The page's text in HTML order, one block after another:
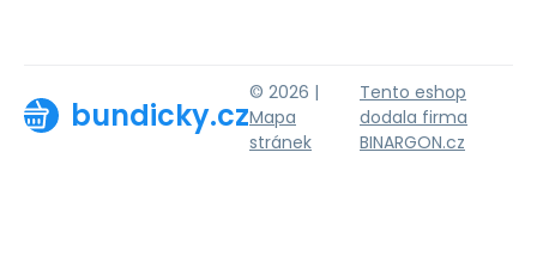
bundicky.cz
© 2026 |
Mapa
stránek
Tento eshop
dodala firma
BINARGON.cz